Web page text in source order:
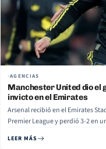
AGENCIAS
Manchester United dio el
invicto en el Emirates
Arsenal recibió en el Emirates
Premier League y perdió 3-2 en
puntos de diferencia sobre
LEER MÁS